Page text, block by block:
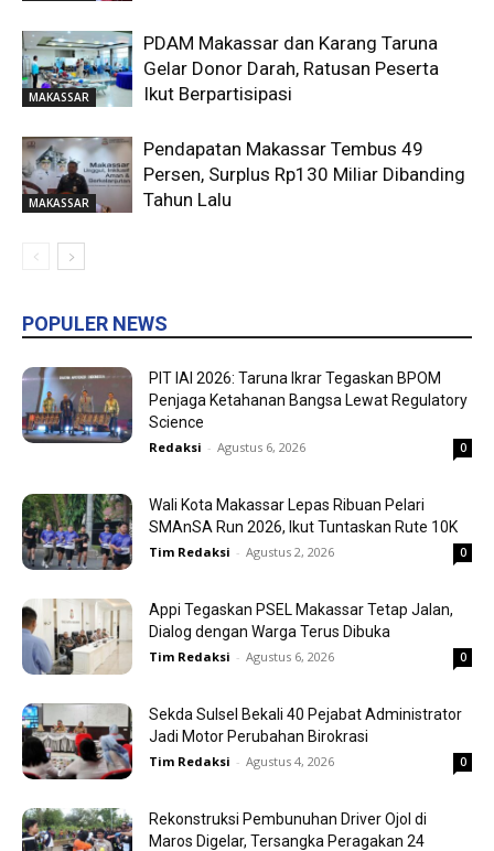
MAKASSAR
PDAM Makassar dan Karang Taruna
Gelar Donor Darah, Ratusan Peserta
Ikut Berpartisipasi
MAKASSAR
Pendapatan Makassar Tembus 49
Persen, Surplus Rp130 Miliar Dibanding
Tahun Lalu
POPULER NEWS
PIT IAI 2026: Taruna Ikrar Tegaskan BPOM
Penjaga Ketahanan Bangsa Lewat Regulatory
Science
Redaksi - Agustus 6, 2026 0
Wali Kota Makassar Lepas Ribuan Pelari
SMAnSA Run 2026, Ikut Tuntaskan Rute 10K
Tim Redaksi - Agustus 2, 2026 0
Appi Tegaskan PSEL Makassar Tetap Jalan,
Dialog dengan Warga Terus Dibuka
Tim Redaksi - Agustus 6, 2026 0
Sekda Sulsel Bekali 40 Pejabat Administrator
Jadi Motor Perubahan Birokrasi
Tim Redaksi - Agustus 4, 2026 0
Rekonstruksi Pembunuhan Driver Ojol di
Maros Digelar, Tersangka Peragakan 24